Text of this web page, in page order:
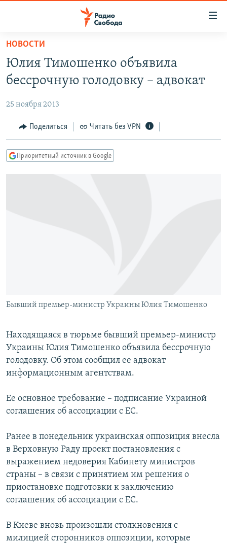
упрощенного
доступа
Вернуться
основному
Вернутся
главной
навигации
Вернутся
ПОДКАСТЫ
АВТОРСКИЕ ПРОЕКТЫ
ЦИТАТЫ СВОБОДЫ
МНЕНИЯ
IDEL.РЕАЛИИ
Все сайты РСЕ/РС
НОВОСТИ
Юлия Тимошенко объявила
бессрочную голодовку – адвокат
25 ноября 2013
Поделиться Читать без VPN
Приоритетный источник в Google
Бывший премьер-министр Украины Юлия Тимошенко
Находящаяся в тюрьме бывший премьер-министр
Украины Юлия Тимошенко объявила бессрочную
голодовку. Об этом сообщил ее адвокат
информационным агентствам.
Ее основное требование – подписание Украиной
соглашения об ассоциации с ЕС.
Ранее в понедельник украинская оппозиция внесла
в Верховную Раду проект постановления с
выражением недоверия Кабинету министров
страны – в связи с принятием им решения о
приостановке подготовки к заключению
соглашения об ассоциации с ЕС.
В Киеве вновь произошли столкновения с
милицией сторонников оппозиции, которые